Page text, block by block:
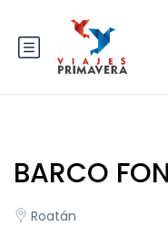
BARCO
Roatán